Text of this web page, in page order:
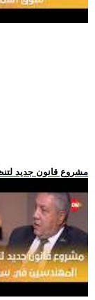
.. مشروع قانون جديد